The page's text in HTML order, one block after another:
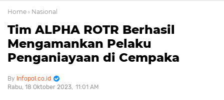
Home › Nasional
Tim ALPHA ROTR Berhasil
Mengamankan Pelaku
Penganiayaan di Cempaka
Infopol.co.id
Rabu, 18 Oktober 2023 11:01 AM